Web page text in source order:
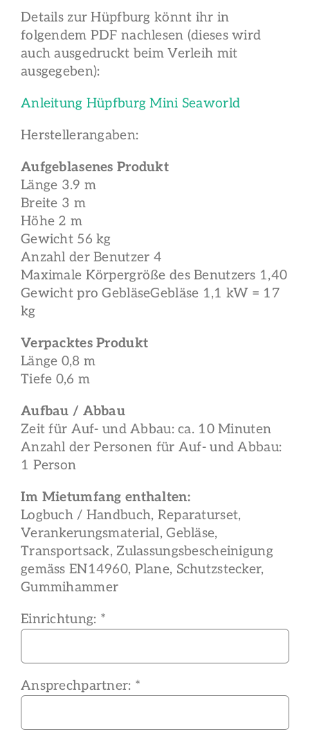
Details zur Hüpfburg könnt ihr in
folgendem PDF nachlesen (dieses wird
auch ausgedruckt beim Verleih mit
ausgegeben):
Anleitung Hüpfburg Mini Seaworld
Herstellerangaben:
Aufgeblasenes Produkt
Länge 3.9 m
Breite 3 m
Höhe 2 m
Gewicht 56 kg
Anzahl der Benutzer 4
Maximale Körpergröße des Benutzers 1,40
Gewicht pro GebläseGebläse 1,1 kW = 17
kg
Verpacktes Produkt
Länge 0,8 m
Tiefe 0,6 m
Aufbau / Abbau
Zeit für Auf- und Abbau: ca. 10 Minuten
Anzahl der Personen für Auf- und Abbau:
1 Person
Im Mietumfang enthalten:
Logbuch / Handbuch, Reparaturset,
Verankerungsmaterial, Gebläse,
Transportsack, Zulassungsbescheinigung
gemäss EN14960, Plane, Schutzstecker,
Gummihammer
Einrichtung: *
Ansprechpartner: *